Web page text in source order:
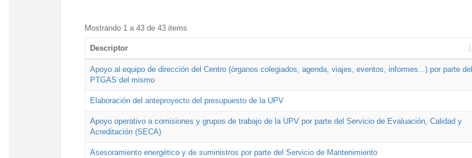
Mostrando 1 a 43 de 43 items
Descriptor
Apoyo al equipo de dirección del Centro (órganos colegiados, agenda, viajes, eventos, informes...) por parte del
PTGAS del mismo
Elaboración del anteproyecto del presupuesto de la UPV
Apoyo operativo a comisiones y grupos de trabajo de la UPV por parte del Servicio de Evaluación, Calidad y
Acreditación (SECA)
Asesoramiento energético y de suministros por parte del Servicio de Mantenimiento